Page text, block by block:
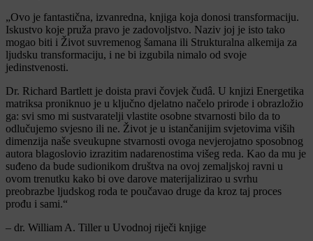
„Ovo je fantastična, izvanredna, knjiga koja donosi transformaciju.
Iskustvo koje pruža pravo je zadovoljstvo. Naziv joj je isto tako
mogao biti i Život suvremenog šamana ili Strukturalna alkemija za
ljudsku transformaciju, i ne bi izgubila nimalo od svoje
jedinstvenosti.
Dr. Richard Bartlett je doista pravi čovjek čudâ. U knjizi Energetika
matriksa proniknuo je u ključno djelatno načelo prirode i obrazložio
ga: svi smo mi sustvaratelji vlastite osobne stvarnosti bilo da to
odlučujemo svjesno ili ne. Život je u istančanijim svjetovima viših
dimenzija naše sveukupne stvarnosti ovoga nevjerojatno sposobnog
autora blagoslovio izrazitim nadarenostima višeg reda. Kao da mu je
suđeno da bude sudionikom društva na ovoj zemaljskoj ravni u
ovom trenutku kako bi ove darove materijalizirao u svrhu
preobrazbe ljudskog roda te poučavao druge da kroz taj proces
prođu i sami.“
– dr. William A. Tiller u Uvodnoj riječi knjige